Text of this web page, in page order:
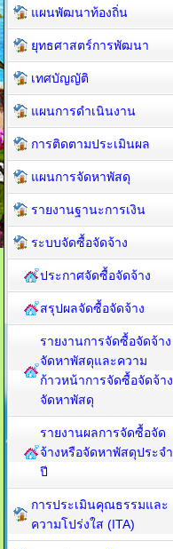
แผนพัฒนาท้องถิ่น
ยุทธศาสตร์การพัฒนา
เทศบัญญัติ
แผนการดำเนินงาน
การติดตามประเมินผล
แผนการจัดหาพัสดุ
รายงานฐานะการเงิน
ระบบจัดซื้อจัดจ้าง
ประกาศจัดซื้อจัดจ้าง
สรุปผลจัดซื้อจัดจ้าง
รายงานการจัดซื้อจัดจ้าง
จัดหาพัสดุและความ
ก้าวหน้าการจัดซื้อจัดจ้าง
จัดหาพัสดุ
รายงานผลการจัดซื้อจัด
จ้างหรือจัดหาพัสดุประจำ
ปี
การประเมินคุณธรรมและ
ความโปร่งใส (ITA)